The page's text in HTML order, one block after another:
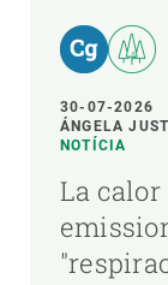
30-07-2026
ÁNGELA
NOTÍCIA
La